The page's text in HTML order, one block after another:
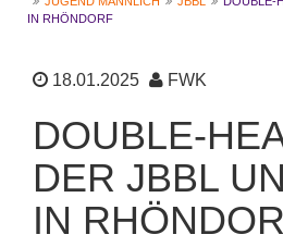
IN RHÖNDORF
18.01.2025 FWK
DOUBLE-
DER JBBL
IN